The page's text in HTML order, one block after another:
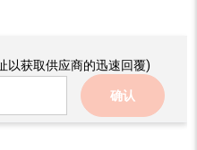
以获取供应商的迅速回覆)
确认